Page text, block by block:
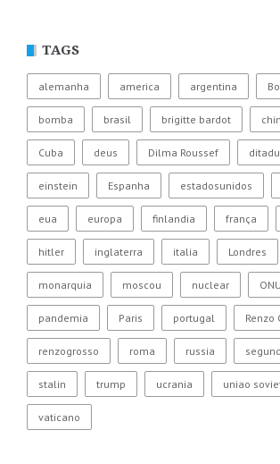
TAGS
alemanha america argentina
bomba brasil brigitte bardot
Cuba deus Dilma Roussef
einstein Espanha estadosunidos
eua europa finlandia frança
hitler inglaterra italia Londres
monarquia moscou nuclear ONU
pandemia Paris portugal Renzo
renzogrosso roma russia
stalin trump ucrania uniao
vaticano